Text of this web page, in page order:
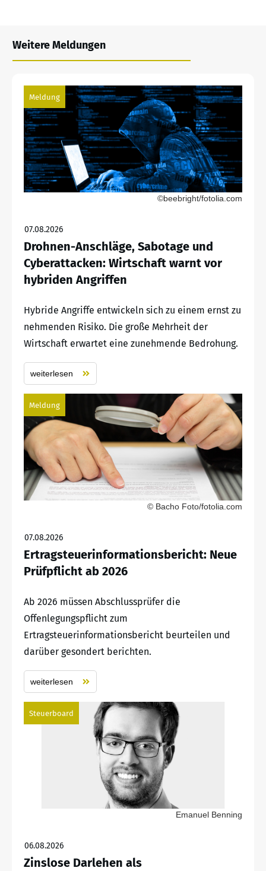
Weitere Meldungen
Meldung
©beebright/fotolia.com
07.08.2026
Drohnen-Anschläge, Sabotage und
Cyberattacken: Wirtschaft warnt vor
hybriden Angriffen
Hybride Angriffe entwickeln sich zu einem ernst zu
nehmenden Risiko. Die große Mehrheit der
Wirtschaft erwartet eine zunehmende Bedrohung.
weiterlesen
Meldung
© Bacho Foto/fotolia.com
07.08.2026
Ertragsteuerinformationsbericht: Neue
Prüfpflicht ab 2026
Ab 2026 müssen Abschlussprüfer die
Offenlegungspflicht zum
Ertragsteuerinformationsbericht beurteilen und
darüber gesondert berichten.
weiterlesen
Steuerboard
Emanuel Benning
06.08.2026
Zinslose Darlehen als